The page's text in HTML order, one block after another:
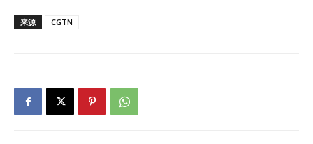
来源 CGTN